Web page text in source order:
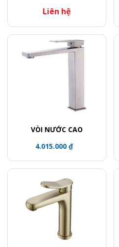
Liên hệ
VÒI NƯỚC CAO
4.015.000 ₫